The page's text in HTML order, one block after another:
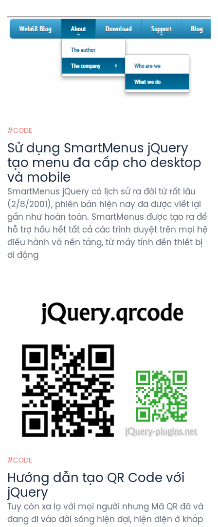
CODE
Sử dụng SmartMenus jQuery
tạo menu đa cấp cho desktop
và mobile
SmartMenus jQuery có lịch sử ra đời từ rất lâu
(2/8/2001), phiên bản hiện nay đã được viết lại
gần như hoàn toàn. SmartMenus được tạo ra để
hỗ trợ hầu hết tất cả các trình duyệt trên mọi hệ
điều hành và nền tảng, từ máy tính đến thiết bị
di động
CODE
Hướng dẫn tạo QR Code với
jQuery
Tuy còn xa lạ với mọi người nhưng Mã QR đã và
đang đi vào đời sống hiện đại, hiện diện ở khắp